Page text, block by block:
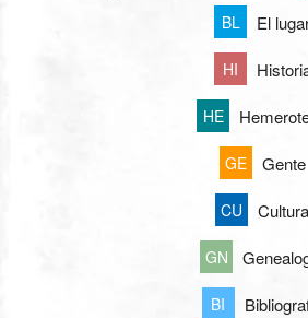
BL El
HI
HE
GE Gente
CU Cultura
GN
BI